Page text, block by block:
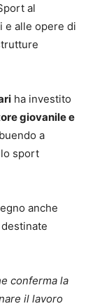
al
e alle opere di
ha investito
giovanile e
a
sport
anche
conferma la
il lavoro